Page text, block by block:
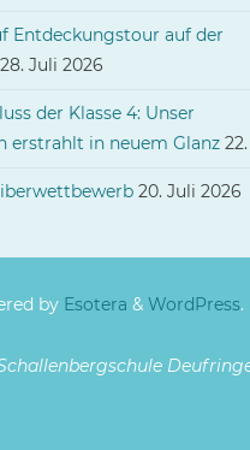
Entdeckungstour auf der
28. Juli 2026
der Klasse 4: Unser
erstrahlt in neuem Glanz
20. Juli 2026
byEsotera & WordPress.